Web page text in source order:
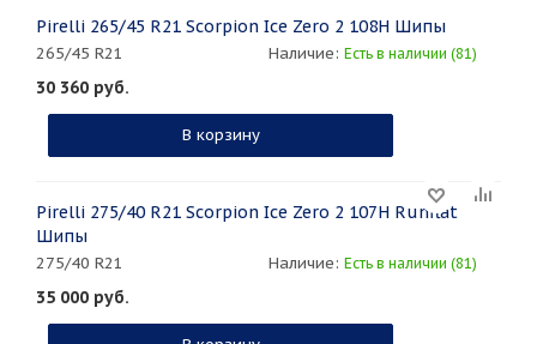
Pirelli 265/45 R21 Scorpion Ice Zero 2 108H Шипы
265/45 R21 Наличие: Есть в наличии (81)
30 360 руб.
В корзину
Pirelli 275/40 R21 Scorpion Ice Zero 2 107H Runflat
Шипы
275/40 R21 Наличие: Есть в наличии (81)
35 000 руб.